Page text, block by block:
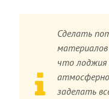
Сделать
что
заделать